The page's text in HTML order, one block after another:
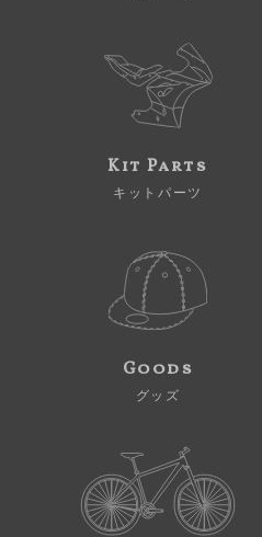
Kit Parts
キットパーツ
Goods
グッズ